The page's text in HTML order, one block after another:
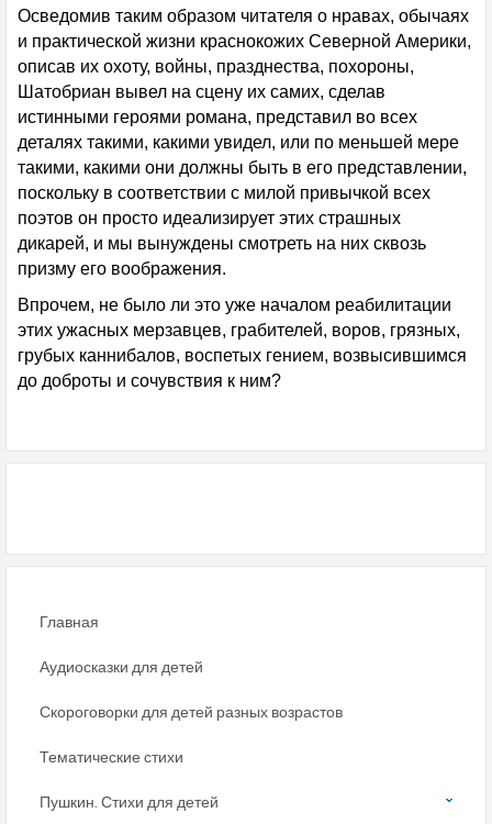
Осведомив таким образом читателя о нравах, обычаях
и практической жизни краснокожих Северной Америки,
описав их охоту, войны, празднества, похороны,
Шатобриан вывел на сцену их самих, сделав
истинными героями романа, представил во всех
деталях такими, какими увидел, или по меньшей мере
такими, какими они должны быть в его представлении,
поскольку в соответствии с милой привычкой всех
поэтов он просто идеализирует этих страшных
дикарей, и мы вынуждены смотреть на них сквозь
призму его воображения.
Впрочем, не было ли это уже началом реабилитации
этих ужасных мерзавцев, грабителей, воров, грязных,
грубых каннибалов, воспетых гением, возвысившимся
до доброты и сочувствия к ним?
Главная
Аудиосказки для детей
Скороговорки для детей разных возрастов
Тематические стихи
Пушкин. Стихи для детей